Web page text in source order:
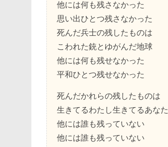
他には何も残さなかった
思い出ひとつ残さなかった
死んだ兵士の残したものは
こわれた銃とゆがんだ地球
他には何も残せなかった
平和ひとつ残せなかった
死んだかれらの残したものは
生きてるわたし生きてるあなた
他には誰も残っていない
他には誰も残っていない